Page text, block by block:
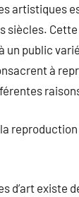
artistiques
siècles.
un public
à
la
d’art existe